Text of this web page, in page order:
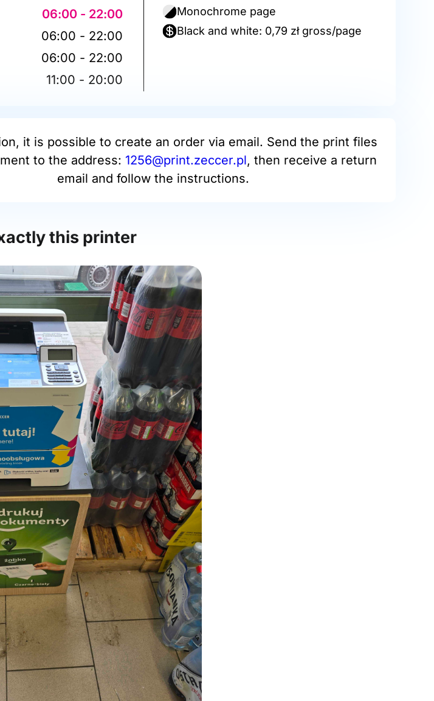
06:00 - 22:00
06:00 - 22:00
06:00 - 22:00
11:00 - 20:00
Monochrome page
Black and white: 0,79 zł gross/page
it is possible to create an order via email. Send the print files
to the address: 1256@print.zeccer.pl, then receive a return
email and follow the instructions.
this printer